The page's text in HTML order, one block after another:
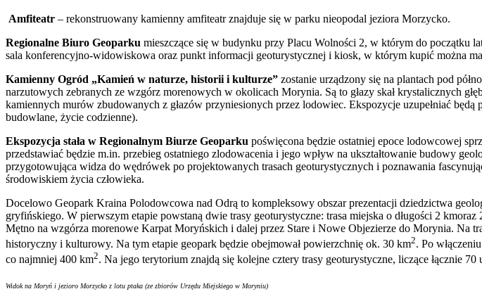
Amfiteatr – rekonstruowany kamienny amfiteatr znajduje się w parku nieopodal jeziora Morzycko.
Regionalne Biuro Geoparku mieszczące się w budynku przy Placu Wolności 2, w którym do początku
sala konferencyjno-widowiskowa oraz punkt informacji geoturystycznej i kiosk, w którym kupić można
Kamienny Ogród „Kamień w naturze, historii i kulturze” zostanie urządzony się na plantach pod
narzutowych zebranych ze wzgórz morenowych w okolicach Morynia. Są to głazy skał krystalicznych
kamiennych murów zbudowanych z głazów przyniesionych przez lodowiec. Ekspozycje uzupełniać
budowlane, życie codzienne).
Ekspozycja stała w Regionalnym Biurze Geoparku poświęcona będzie ostatniej epoce lodowcowej
przedstawiać będzie m.in. przebieg ostatniego zlodowacenia i jego wpływ na ukształtowanie budowy
przygotowująca widza do wędrówek po projektowanych trasach geoturystycznych i poznawania
środowiskiem życia człowieka.
Docelowo Geopark Kraina Polodowcowa nad Odrą to kompleksowy obszar prezentacji dziedzictwa
gryfińskiego. W pierwszym etapie powstaną dwie trasy geoturystyczne: trasa miejska o długości 2
Mętno na wzgórza morenowe Karpat Moryńskich i dalej przez Stare i Nowe Objezierze do Morynia. Na
historyczny i kulturowy. Na tym etapie geopark będzie obejmował powierzchnię ok. 30 km2. Po
co najmniej 400 km2. Na jego terytorium znajdą się kolejne cztery trasy geoturystyczne, liczące łącznie
Widok na Moryń i jezioro Morzycko z lotu ptaka (ze zbiorów Urzędu Miejskiego w Moryniu)